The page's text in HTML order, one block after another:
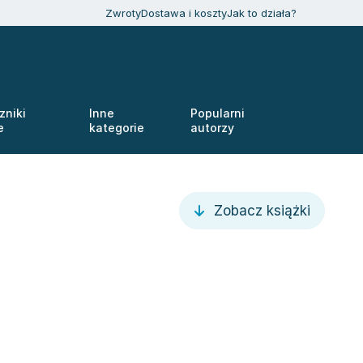
ZwrotyDostawa i kosztyJak to działa?
Inne
kategorie
Popularni
autorzy
Zobacz książki